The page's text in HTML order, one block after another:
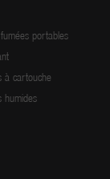
portables
à cartouche
humides